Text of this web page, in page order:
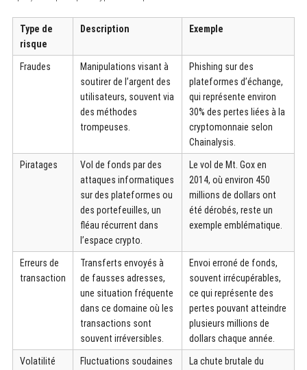
Type de
risque
Description Exemple
Fraudes
Manipulations visant à
soutirer de l’argent des
utilisateurs, souvent via
des méthodes
trompeuses.
Phishing sur des
plateformes d’échange,
qui représente environ
30% des pertes liées à la
cryptomonnaie selon
Chainalysis.
Piratages
Vol de fonds par des
attaques informatiques
sur des plateformes ou
des portefeuilles, un
fléau récurrent dans
l’espace crypto.
Le vol de Mt. Gox en
2014, où environ 450
millions de dollars ont
été dérobés, reste un
exemple emblématique.
Erreurs de
transaction
Transferts envoyés à
de fausses adresses,
une situation fréquente
dans ce domaine où les
transactions sont
souvent irréversibles.
Envoi erroné de fonds,
souvent irrécupérables,
ce qui représente des
pertes pouvant atteindre
plusieurs millions de
dollars chaque année.
Volatilité
Fluctuations soudaines
La chute brutale du